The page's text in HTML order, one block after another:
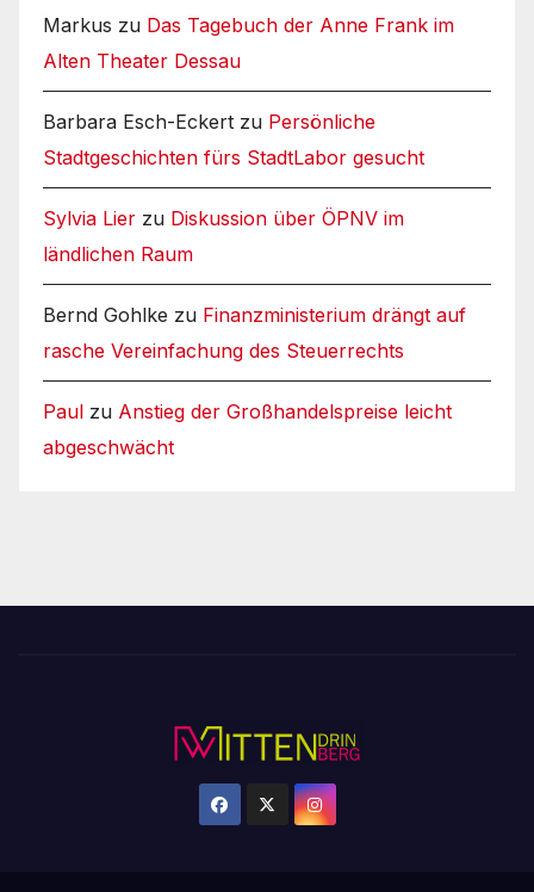
Markus zu Das Tagebuch der Anne Frank im
Alten Theater Dessau
Barbara Esch-Eckert zu Persönliche
Stadtgeschichten fürs StadtLabor gesucht
Sylvia Lier zu Diskussion über ÖPNV im
ländlichen Raum
Bernd Gohlke zu Finanzministerium drängt auf
rasche Vereinfachung des Steuerrechts
Paul zu Anstieg der Großhandelspreise leicht
abgeschwächt